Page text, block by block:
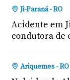
Ji-Paraná - RO
Acidente em
condutora de
Ariquemes - RO